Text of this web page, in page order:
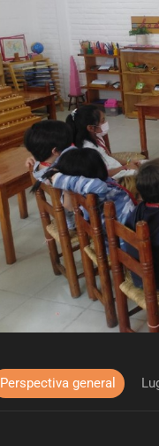
Perspectiva general